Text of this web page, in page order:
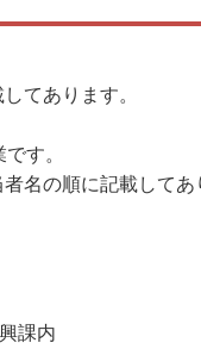
てあります。
す。
名の順に記載してあ
課内